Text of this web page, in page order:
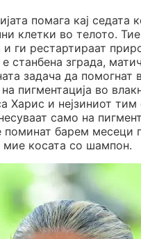
помага кај седата
клетки во телото.
ги рестартираат
станбена зграда,
задача да
пигментација во
и нејзиниот тим
само на
поминат барем
мие косата со шампон.